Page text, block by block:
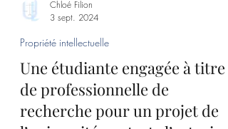
Chloé Filion
3 sept. 2024
Propriété intellectuelle
Une étudiante engagée à titre
de professionnelle de